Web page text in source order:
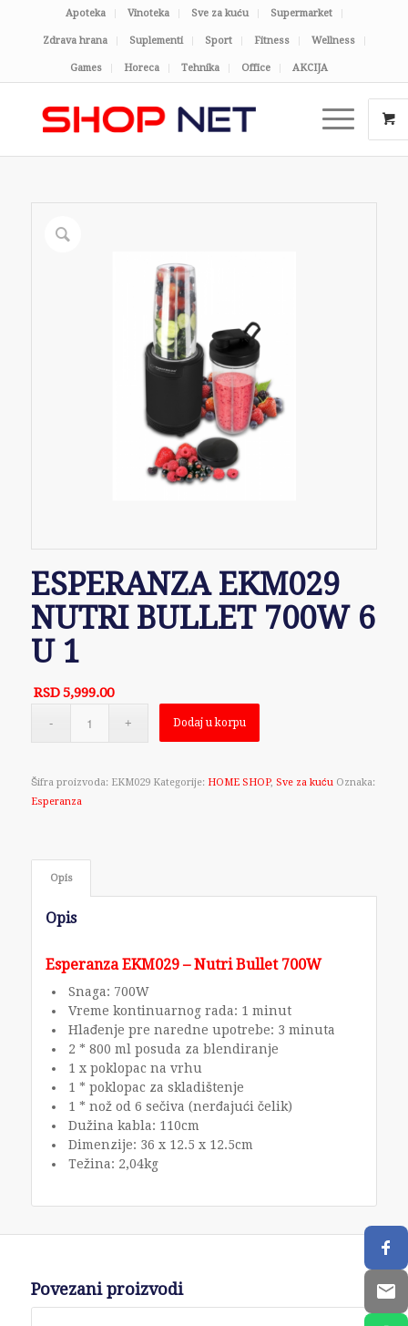
Apoteka Vinoteka Sve za kuću Supermarket
Zdrava hrana Suplementi Sport Fitness Wellness
Games Horeca Tehnika Office AKCIJA
ESPERANZA EKM029
NUTRI BULLET 700W 6
U 1
RSD5,999.00
Dodaj u korpu
Šifra proizvoda: EKM029 Kategorije: HOME SHOP, Sve za kuću Oznaka:
Esperanza
Opis
Opis
Esperanza EKM029 – Nutri Bullet 700W
Snaga: 700W
Vreme kontinuarnog rada: 1 minut
Hlađenje pre naredne upotrebe: 3 minuta
2 * 800 ml posuda za blendiranje
1 x poklopac na vrhu
1 * poklopac za skladištenje
1 * nož od 6 sečiva (nerđajući čelik)
Dužina kabla: 110cm
Dimenzije: 36 x 12.5 x 12.5cm
Težina: 2,04kg
Povezani proizvodi